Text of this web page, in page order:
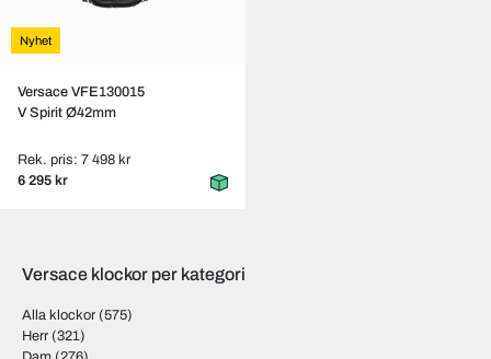
Nyhet
Versace VFE130015
V Spirit Ø42mm
Rek. pris: 7 498 kr
6 295 kr
Versace klockor per kategori
Alla klockor (575)
Herr (321)